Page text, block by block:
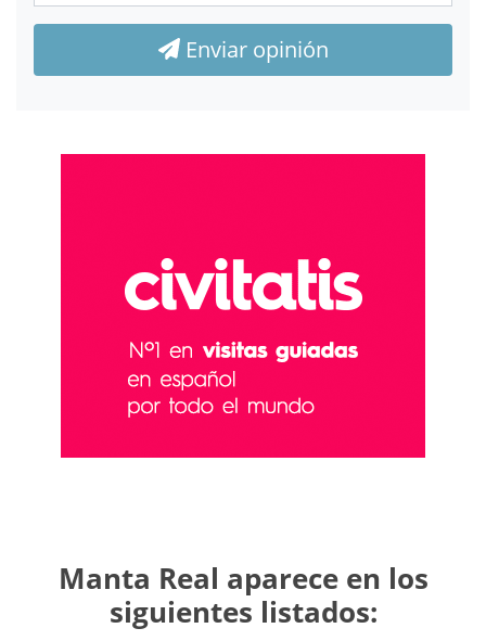
Enviar opinión
Manta Real aparece en los
siguientes listados: